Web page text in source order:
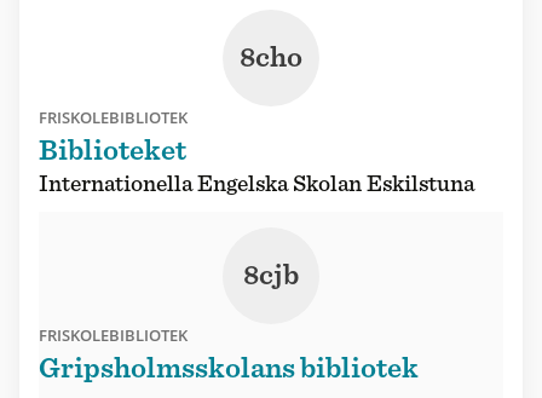
8cho
FRISKOLEBIBLIOTEK
Biblioteket
Internationella Engelska Skolan Eskilstuna
8cjb
FRISKOLEBIBLIOTEK
Gripsholmsskolans bibliotek